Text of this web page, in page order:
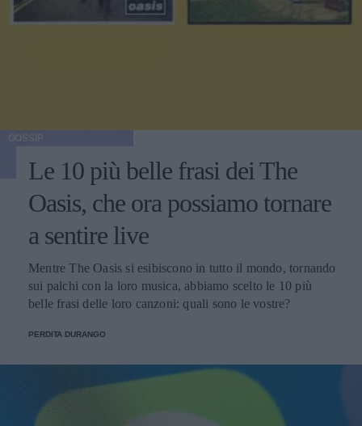
Le 10 più belle frasi dei The
Oasis, che ora possiamo tornare
a sentire live
Mentre The Oasis si esibiscono in tutto il mondo, tornando
sui palchi con la loro musica, abbiamo scelto le 10 più
belle frasi delle loro canzoni: quali sono le vostre?
PERDITA DURANGO